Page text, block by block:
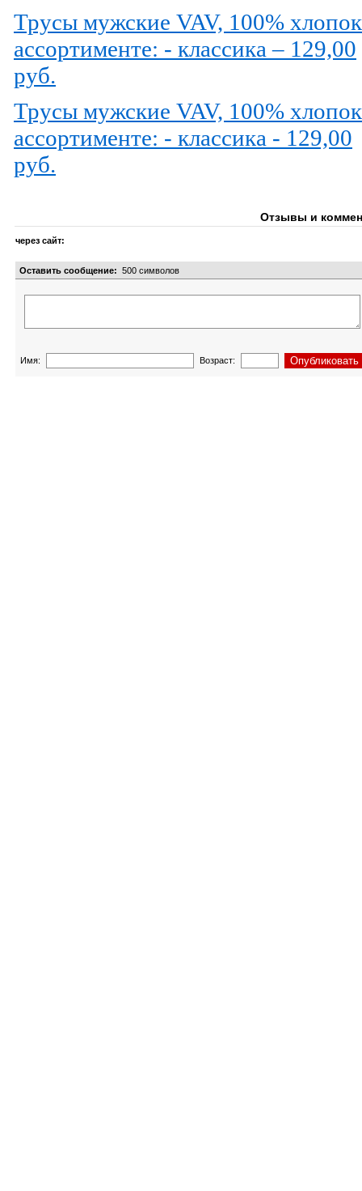
Трусы мужские VAV, 100%
ассортименте: - классика – 129,00
руб.
Трусы мужские VAV, 100%
ассортименте: - классика - 129,00
руб.
Отзывы и
через сайт:
Оставить сообщение: 500 символов
Имя: Возраст: